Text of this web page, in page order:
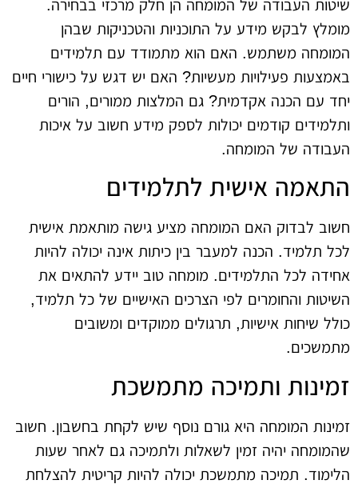
שיטות העבודה של המומחה הן חלק מרכזי בבחירה.
מומלץ לבקש מידע על התוכניות והטכניקות שבהן
המומחה משתמש. האם הוא מתמודד עם תלמידים
באמצעות פעילויות מעשיות? האם יש דגש על כישורי חיים
יחד עם הכנה אקדמית? גם המלצות ממורים, הורים
ותלמידים קודמים יכולות לספק מידע חשוב על איכות
העבודה של המומחה.
התאמה אישית לתלמידים
חשוב לבדוק האם המומחה מציע גישה מותאמת אישית
לכל תלמיד. הכנה למעבר בין כיתות אינה יכולה להיות
אחידה לכל התלמידים. מומחה טוב יידע להתאים את
השיטות והחומרים לפי הצרכים האישיים של כל תלמיד,
כולל שיחות אישיות, תרגולים ממוקדים ומשובים
מתמשכים.
זמינות ותמיכה מתמשכת
זמינות המומחה היא גורם נוסף שיש לקחת בחשבון. חשוב
שהמומחה יהיה זמין לשאלות ולתמיכה גם לאחר שעות
הלימוד. תמיכה מתמשכת יכולה להיות קריטית להצלחת